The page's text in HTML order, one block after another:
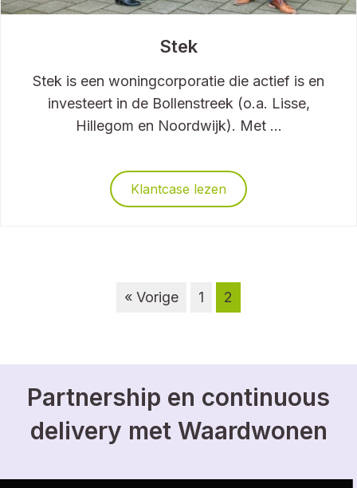
Stek
Stek is een woningcorporatie die actief is en
investeert in de Bollenstreek (o.a. Lisse,
Hillegom en Noordwijk). Met ...
Klantcase lezen
« Vorige 1 2
Partnership en continuous
delivery met Waardwonen